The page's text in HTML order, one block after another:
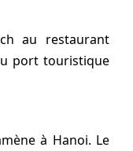
au restaurant
port touristique
à Hanoi. Le